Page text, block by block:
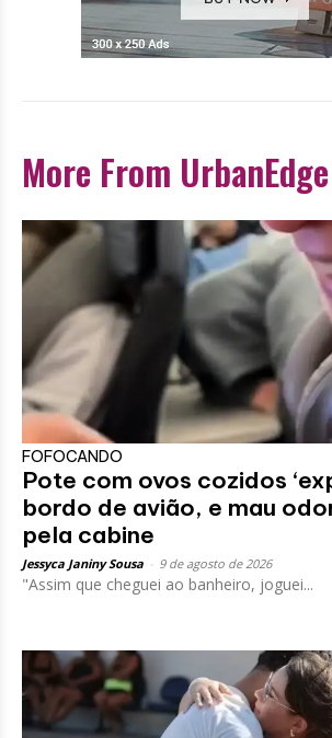
More From UrbanEdge
FOFOCANDO
Pote com ovos cozidos
bordo de avião, e mau
pela cabine
Jessyca Janiny Sousa 9 de agosto de 2026
"Assim que cheguei ao banheiro, joguei...